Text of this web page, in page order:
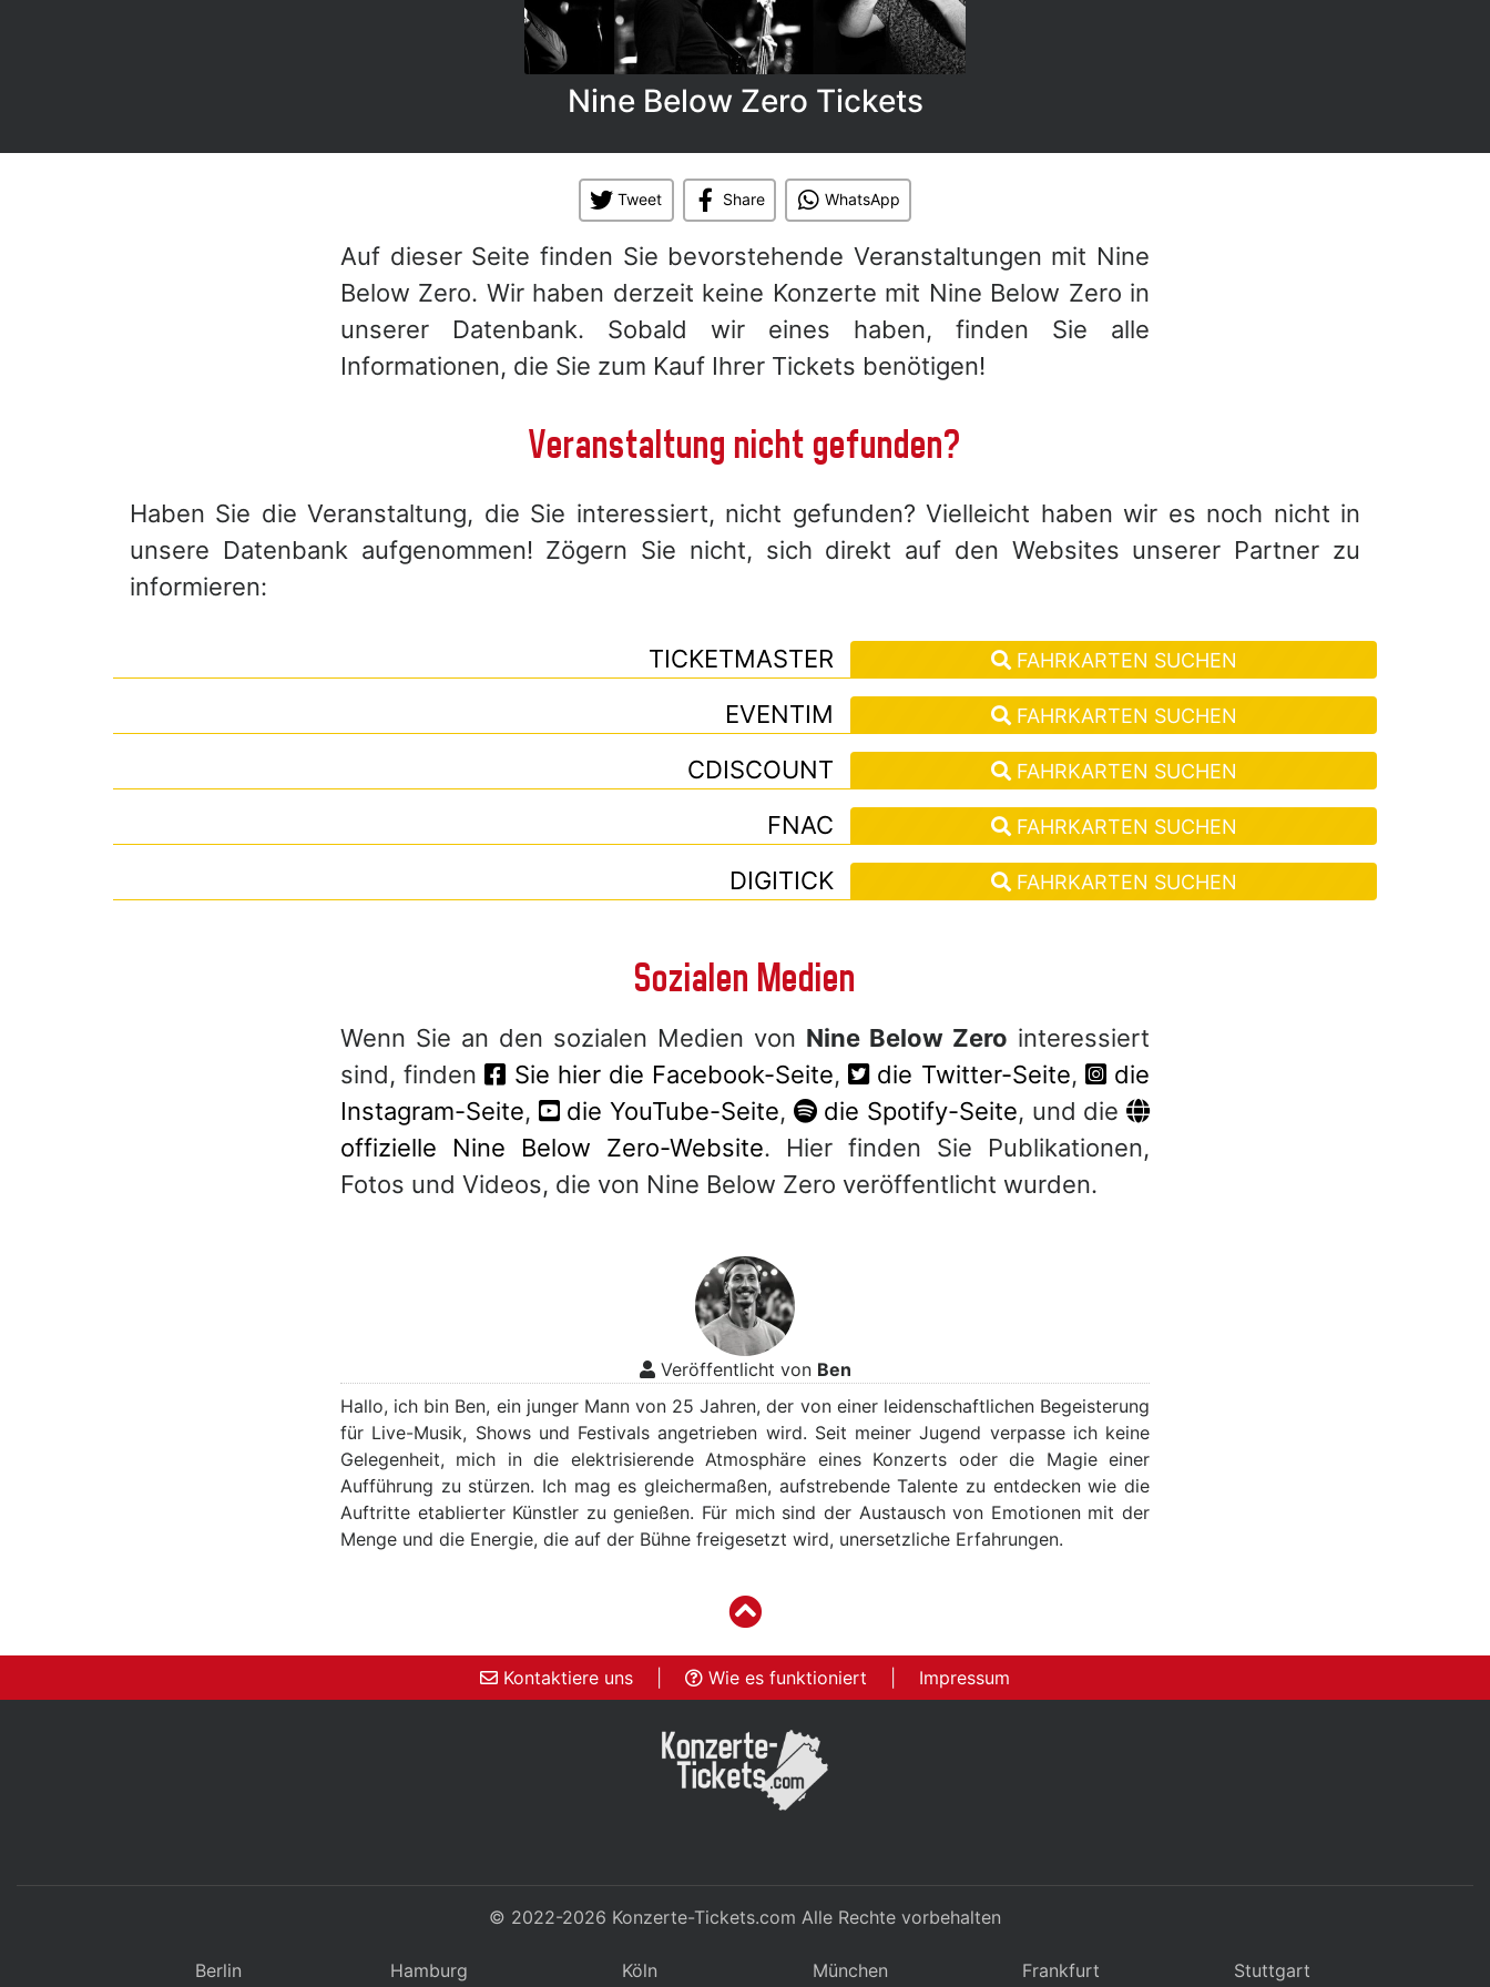
Nine Below Zero Tickets
Tweet Share WhatsApp
Auf dieser Seite finden Sie bevorstehende Veranstaltungen mit Nine
Below Zero. Wir haben derzeit keine Konzerte mit Nine Below Zero in
unserer Datenbank. Sobald wir eines haben, finden Sie alle
Informationen, die Sie zum Kauf Ihrer Tickets benötigen!
Veranstaltung nicht gefunden?
Haben Sie die Veranstaltung, die Sie interessiert, nicht gefunden? Vielleicht haben wir es noch nicht in
unsere Datenbank aufgenommen! Zögern Sie nicht, sich direkt auf den Websites unserer Partner zu
informieren:
TICKETMASTER FAHRKARTEN SUCHEN
EVENTIM FAHRKARTEN SUCHEN
CDISCOUNT FAHRKARTEN SUCHEN
FNAC FAHRKARTEN SUCHEN
DIGITICK FAHRKARTEN SUCHEN
Sozialen Medien
Wenn Sie an den sozialen Medien von Nine Below Zero interessiert
sind, finden
Sie hier die Facebook-Seite, die Twitter-Seite,
die
Instagram-Seite, die YouTube-Seite, die Spotify-Seite, und die
offizielle Nine Below Zero-Website. Hier finden Sie Publikationen,
Fotos und Videos, die von Nine Below Zero veröffentlicht wurden.
Veröffentlicht von Ben
Hallo, ich bin Ben, ein junger Mann von 25 Jahren, der von einer leidenschaftlichen Begeisterung
für Live-Musik, Shows und Festivals angetrieben wird. Seit meiner Jugend verpasse ich keine
Gelegenheit, mich in die elektrisierende Atmosphäre eines Konzerts oder die Magie einer
Aufführung zu stürzen. Ich mag es gleichermaßen, aufstrebende Talente zu entdecken wie die
Auftritte etablierter Künstler zu genießen. Für mich sind der Austausch von Emotionen mit der
Menge und die Energie, die auf der Bühne freigesetzt wird, unersetzliche Erfahrungen.
Kontaktiere uns Wie es funktioniert Impressum
© 2022-2026 Konzerte-Tickets.com Alle Rechte vorbehalten
Berlin Hamburg Köln München Frankfurt Stuttgart